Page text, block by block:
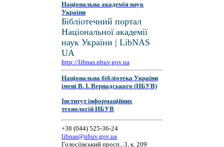
Національна академія наук
України
Бібліотечний портал
Національної академії
наук України | LibNAS
UA
http://libnas.nbuv.gov.ua
Національна бібліотека України
імені В. І. Вернадського (НБУВ)
Інститут інформаційних
технологій НБУВ
+38 (044) 525-36-24
libnas@nbuv.gov.ua
Голосіївський просп., 3, к. 209